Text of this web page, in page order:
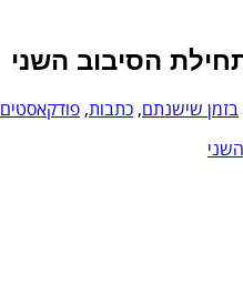
הסיבוב השני
בזמן שישנתם, כתבות, פודקאסטים